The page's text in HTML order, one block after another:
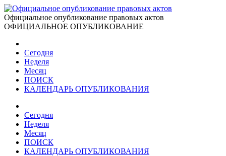
Официальное опубликование правовых актов
ОФИЦИАЛЬНОЕ ОПУБЛИКОВАНИЕ
Сегодня
Неделя
Месяц
ПОИСК
КАЛЕНДАРЬ ОПУБЛИКОВАНИЯ
Сегодня
Неделя
Месяц
ПОИСК
КАЛЕНДАРЬ ОПУБЛИКОВАНИЯ